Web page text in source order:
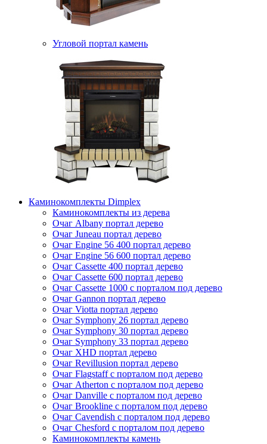
Угловой портал камень
Каминокомплекты Dimplex
Каминокомплекты из дерева
Очаг Albany портал дерево
Очаг Juneau портал дерево
Очаг Engine 56 400 портал дерево
Очаг Engine 56 600 портал дерево
Очаг Cassette 400 портал дерево
Очаг Cassette 600 портал дерево
Очаг Cassette 1000 с порталом под дерево
Очаг Gannon портал дерево
Очаг Viotta портал дерево
Очаг Symphony 26 портал дерево
Очаг Symphony 30 портал дерево
Очаг Symphony 33 портал дерево
Очаг XHD портал дерево
Очаг Revillusion портал дерево
Очаг Flagstaff с порталом под дерево
Очаг Atherton с порталом под дерево
Очаг Danville с порталом под дерево
Очаг Brookline с порталом под дерево
Очаг Cavendish с порталом под дерево
Очаг Chesford с порталом под дерево
Каминокомплекты камень